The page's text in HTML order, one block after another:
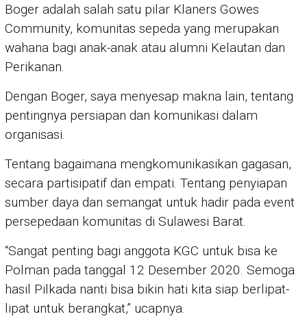
Boger adalah salah satu pilar Klaners Gowes
Community, komunitas sepeda yang merupakan
wahana bagi anak-anak atau alumni Kelautan dan
Perikanan.
Dengan Boger, saya menyesap makna lain, tentang
pentingnya persiapan dan komunikasi dalam
organisasi.
Tentang bagaimana mengkomunikasikan gagasan,
secara partisipatif dan empati. Tentang penyiapan
sumber daya dan semangat untuk hadir pada event
persepedaan komunitas di Sulawesi Barat.
“Sangat penting bagi anggota KGC untuk bisa ke
Polman pada tanggal 12 Desember 2020. Semoga
hasil Pilkada nanti bisa bikin hati kita siap berlipat-
lipat untuk berangkat,” ucapnya.